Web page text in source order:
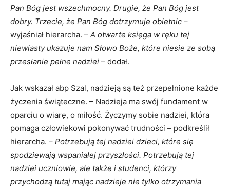
Pan Bóg jest wszechmocny. Drugie, że Pan Bóg jest
dobry. Trzecie, że Pan Bóg dotrzymuje obietnic –
wyjaśniał hierarcha. – A otwarte księga w ręku tej
niewiasty ukazuje nam Słowo Boże, które niesie ze sobą
przesłanie pełne nadziei – dodał.
Jak wskazał abp Szal, nadzieją są też przepełnione każde
życzenia świąteczne. – Nadzieja ma swój fundament w
oparciu o wiarę, o miłość. Życzymy sobie nadziei, która
pomaga człowiekowi pokonywać trudności – podkreślił
hierarcha. – Potrzebują tej nadziei dzieci, które się
spodziewają wspaniałej przyszłości. Potrzebują tej
nadziei uczniowie, ale także i studenci, którzy
przychodzą tutaj mając nadzieje nie tylko otrzymania